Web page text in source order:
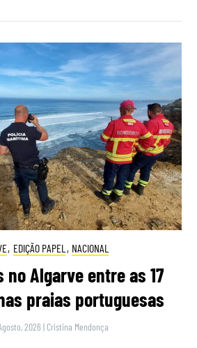
, EDIÇÃO PAPEL , NACIONAL
no Algarve entre as 17
praias portuguesas
2026 | Cristina Mendonça